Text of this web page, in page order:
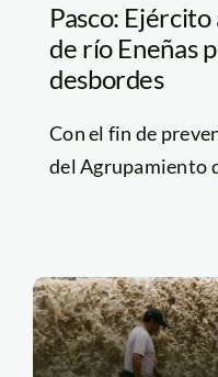
Pasco:
de río Eneñas
desbordes
Con el fin de
del Agrupamiento